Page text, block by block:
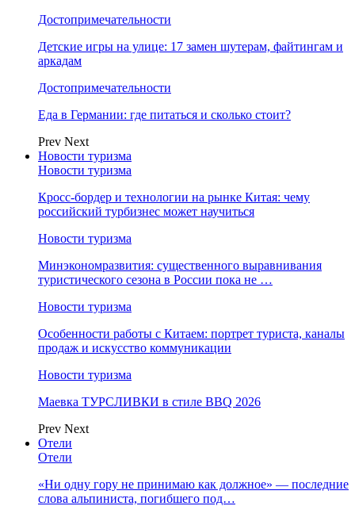
Достопримечательности
Детские игры на улице: 17 замен шутерам, файтингам и
аркадам
Достопримечательности
Еда в Германии: где питаться и сколько стоит?
Prev Next
Новости туризма
Новости туризма
Кросс-бордер и технологии на рынке Китая: чему
российский турбизнес может научиться
Новости туризма
Минэкономразвития: существенного выравнивания
туристического сезона в России пока не …
Новости туризма
Особенности работы с Китаем: портрет туриста, каналы
продаж и искусство коммуникации
Новости туризма
Маевка ТУРСЛИВКИ в стиле BBQ 2026
Prev Next
Отели
Отели
«Ни одну гору не принимаю как должное» — последние
слова альпиниста, погибшего под…